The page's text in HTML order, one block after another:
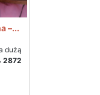
–...
dużą
2872